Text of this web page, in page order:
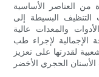
من العناصر الأساسية
البسيطة إلى
والمعدات عالية
الإجمالية لإجراء طب
لقدرتها على تعزيز